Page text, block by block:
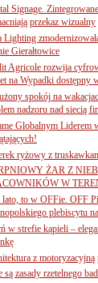
Signage.
przekaz wizualny
Lighting
Gierałtowice
Agricole rozwija
na Wypadki
spokój na
nadzoru nad siecią
Globalnym Liderem
ryżowy z
ŻAR Z
W
lato, to w OFFie. OFF
plebiscytu
w strefie kąpieli –
z motoryzacyjną
są zasady rzetelnego